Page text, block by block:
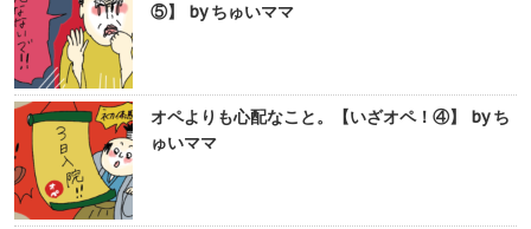
⑤】 by ちゅいママ
オペよりも心配なこと。【いざオペ！④】 by ち
ゅいママ